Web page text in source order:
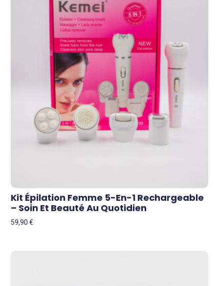
Kit Épilation Femme 5-En-1 Rechargeable
– Soin Et Beauté Au Quotidien
59,90€